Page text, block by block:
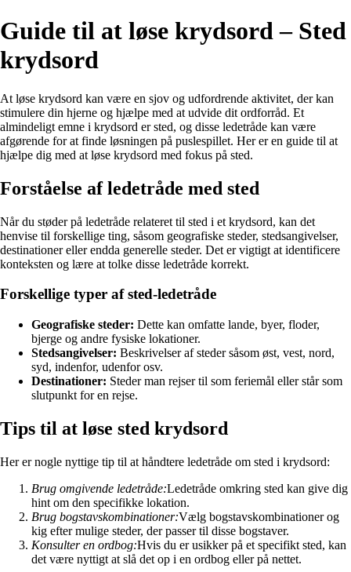
Guide til at løse krydsord – Sted
krydsord
At løse krydsord kan være en sjov og udfordrende aktivitet, der kan
stimulere din hjerne og hjælpe med at udvide dit ordforråd. Et
almindeligt emne i krydsord er sted, og disse ledetråde kan være
afgørende for at finde løsningen på puslespillet. Her er en guide til at
hjælpe dig med at løse krydsord med fokus på sted.
Forståelse af ledetråde med sted
Når du støder på ledetråde relateret til sted i et krydsord, kan det
henvise til forskellige ting, såsom geografiske steder, stedsangivelser,
destinationer eller endda generelle steder. Det er vigtigt at identificere
konteksten og lære at tolke disse ledetråde korrekt.
Forskellige typer af sted-ledetråde
Geografiske steder: Dette kan omfatte lande, byer, floder,
bjerge og andre fysiske lokationer.
Stedsangivelser: Beskrivelser af steder såsom øst, vest, nord,
syd, indenfor, udenfor osv.
Destinationer: Steder man rejser til som feriemål eller står som
slutpunkt for en rejse.
Tips til at løse sted krydsord
Her er nogle nyttige tip til at håndtere ledetråde om sted i krydsord:
Brug omgivende ledetråde:Ledetråde omkring sted kan give dig
hint om den specifikke lokation.
Brug bogstavskombinationer:Vælg bogstavskombinationer og
kig efter mulige steder, der passer til disse bogstaver.
Konsulter en ordbog:Hvis du er usikker på et specifikt sted, kan
det være nyttigt at slå det op i en ordbog eller på nettet.